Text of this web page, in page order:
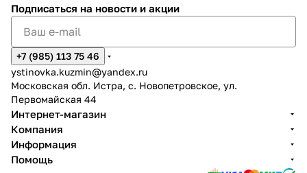
Подписаться на новости и акции
+7 (985) 113 75 46
ystinovka.kuzmin@yandex.ru
Московская обл. Истра, с. Новопетровское, ул.
Первомайская 44
Интернет-магазин
Компания
Информация
Помощь